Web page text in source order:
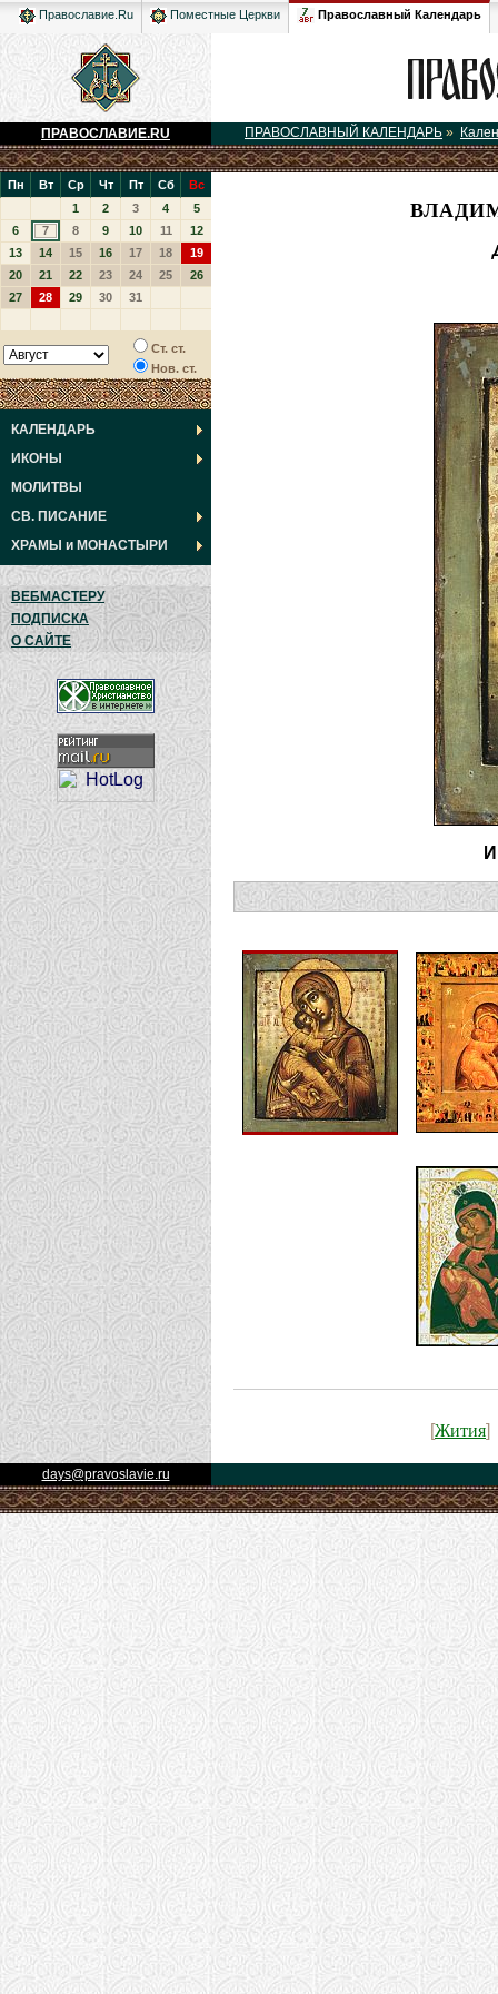
Православие.Ru Поместные Церкви Православный Календарь
ПРАВОСЛАВИЕ.RU ПРАВОСЛАВНЫЙ КАЛЕНДАРЬ »
Пн Вт Ср Чт Пт Сб
Вс
1
2 3 4
5
6
7 8 9 10 11
12
13
14 15 16 17 18
19
20
21 22 23 24 25
26
27
28 29 30 31
Ст. ст.
Нов. ст.
КАЛЕНДАРЬ
ИКОНЫ
МОЛИТВЫ
СВ. ПИСАНИЕ
ХРАМЫ и МОНАСТЫРИ
ВЕБМАСТЕРУ
ПОДПИСКА
О САЙТЕ
Жития
days@pravoslavie.ru